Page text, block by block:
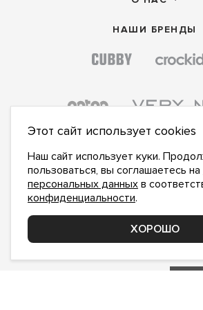
НАШИ БРЕНДЫ
ПОДПИСАТЬСЯ НА
сполитикой конфиденциальности
Этот сайт использует cookies
Наш сайт использует куки.
пользоваться, вы соглашаетесь на
персональных данных в
конфиденциальности.
ХОРОШО